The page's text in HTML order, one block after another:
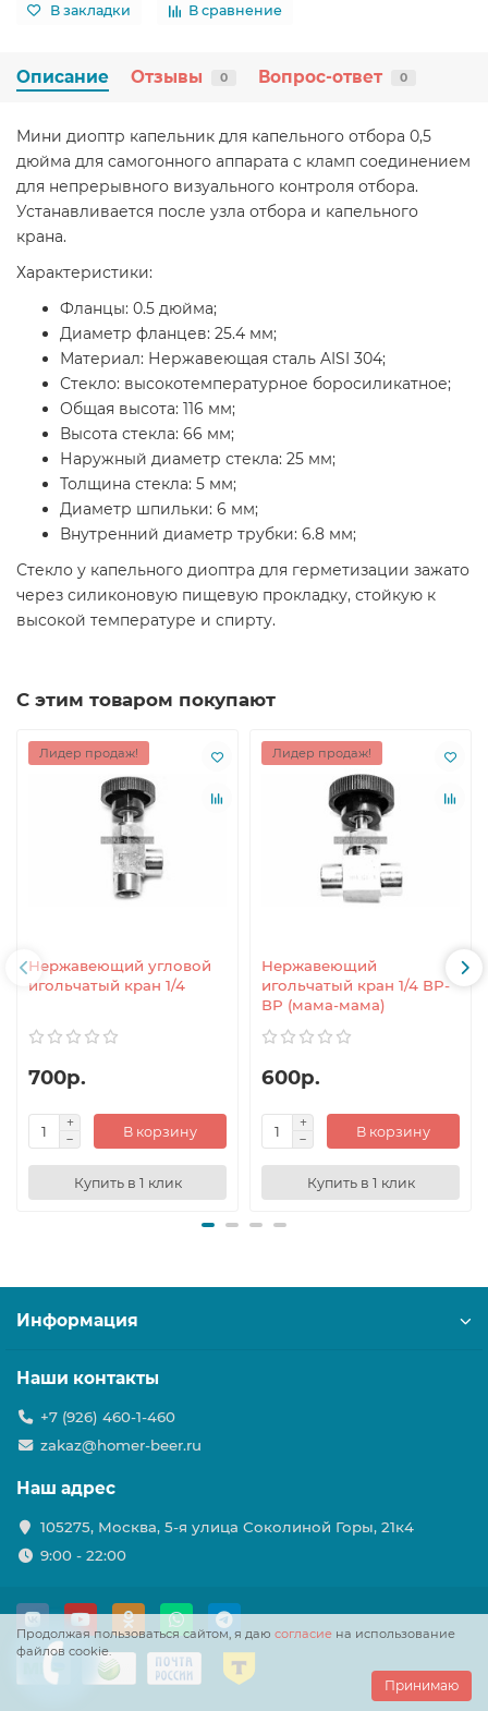
В закладки В сравнение
Описание Отзывы 0 Вопрос-ответ 0
Мини диоптр капельник для капельного отбора 0,5
дюйма для самогонного аппарата с кламп соединением
для непрерывного визуального контроля отбора.
Устанавливается после узла отбора и капельного
крана.
Характеристики:
Фланцы: 0.5 дюйма;
Диаметр фланцев: 25.4 мм;
Материал: Нержавеющая сталь AISI 304;
Стекло: высокотемпературное боросиликатное;
Общая высота: 116 мм;
Высота стекла: 66 мм;
Наружный диаметр стекла: 25 мм;
Толщина стекла: 5 мм;
Диаметр шпильки: 6 мм;
Внутренний диаметр трубки: 6.8 мм;
Стекло у капельного диоптра для герметизации зажато
через силиконовую пищевую прокладку, стойкую к
высокой температуре и спирту.
С этим товаром покупают
Лидер продаж!
Нержавеющий угловой
игольчатый кран 1/4
700р.
В корзину
Купить в 1 клик
Лидер продаж!
Нержавеющий
игольчатый кран 1/4 ВР-
ВР (мама-мама)
600р.
В корзину
Купить в 1 клик
Продолжая пользоваться сайтом, я даю согласие на использование
файлов cookie.
Принимаю
Информация
Наши контакты
+7 (926) 460-1-460
zakaz@homer-beer.ru
Наш адрес
105275, Москва, 5-я улица Соколиной Горы, 21к4
9:00 - 22:00